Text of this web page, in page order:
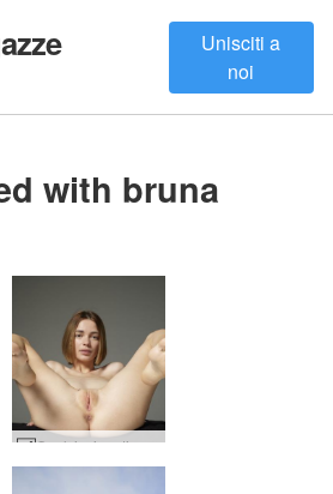
Unisciti a
noi
with bruna
Qualsiasi erotismo di Moloko #10